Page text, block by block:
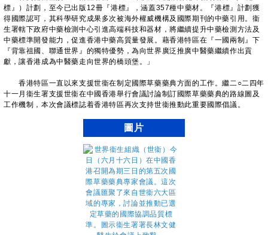
標』）計劃，至今已出版12冊『港標』，涵蓋357種中藥材。『港標』計劃獲
得國際認可，其科學研究成果多次被海外權威機構及國際期刊的中藥引用。衞
生署轄下政府中藥檢測中心引進高端科技和器材，將繼續提升中藥檢測方法及
中藥標準開發能力，促進香港中藥高質量發展。藉香港特區在『一國兩制』下
『背靠祖國、聯通世界』的獨特優勢，為向世界廣泛推廣中醫藥繼續作出貢
獻，讓香港成為中醫藥走向世界的橋頭堡。」
香港特區一直以來支援世衞在制定國際草藥藥典方面的工作。繼二○二四年
十一月衞生署支援世衞在中國香港舉行會議討論制訂國際草藥藥典的路線圖及
工作機制，本次會議標誌着香港特區再次支持世衞推動此重要國際倡議。
圖片